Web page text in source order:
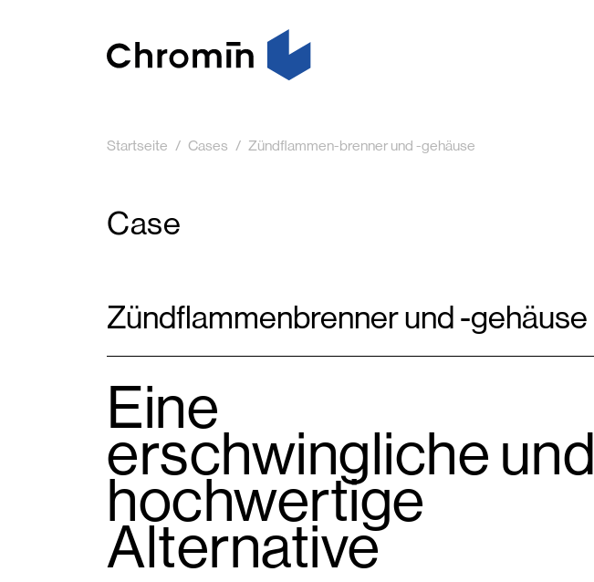
Startseite Cases Zündflammen-brenner und -gehäuse
Case
Zündflammenbrenner und -gehäuse
Eine
erschwingliche und
hochwertige
Alternative